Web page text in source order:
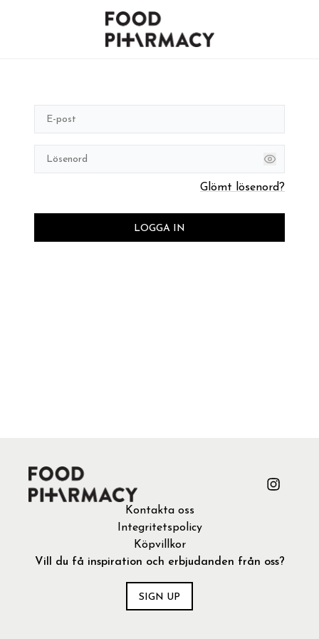
Glömt lösenord?
LOGGA IN
Kontakta oss
Integritetspolicy
Köpvillkor
Vill du få inspiration och erbjudanden från oss?
SIGN UP